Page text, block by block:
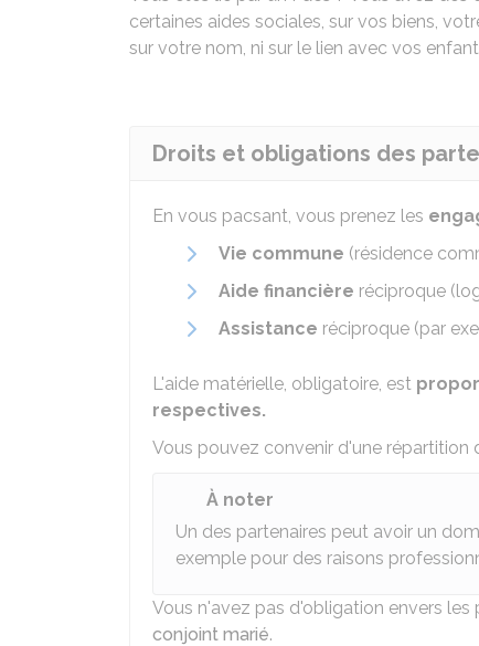
certaines aides sociales, sur vos biens,
sur votre nom, ni sur le lien avec vos
Droits et obligations des
En vous pacsant, vous prenez les
Vie commune (résidence
Aide financière réciproque
Assistance réciproque (par
L'aide matérielle, obligatoire, est
respectives.
Vous pouvez convenir d'une répartition
À noter
Un des partenaires peut avoir un
exemple pour des raisons
Vous n'avez pas d'obligation envers les
conjoint marié.